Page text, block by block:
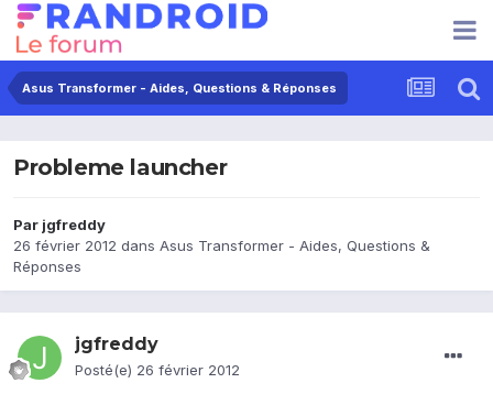
Asus Transformer - Aides, Questions & Réponses
Probleme launcher
Par jgfreddy
26 février 2012 dans Asus Transformer - Aides, Questions &
Réponses
jgfreddy
Posté(e) 26 février 2012